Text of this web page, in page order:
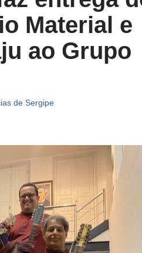
Material e
ao Grupo
de Sergipe